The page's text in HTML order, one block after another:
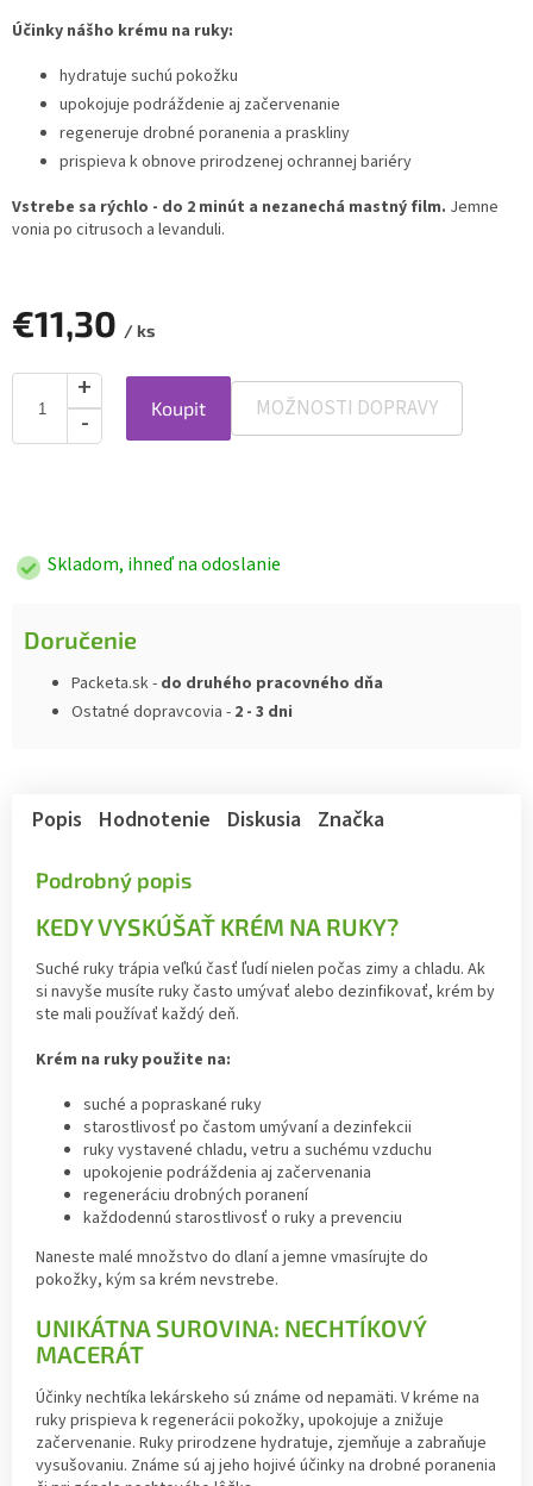
Účinky nášho krému na ruky:
hydratuje suchú pokožku
upokojuje podráždenie aj začervenanie
regeneruje drobné poranenia a praskliny
prispieva k obnove prirodzenej ochrannej bariéry
Vstrebe sa rýchlo - do 2 minút a nezanechá mastný film. Jemne
vonia po citrusoch a levanduli.
€11,30 / ks
Koupit MOŽNOSTI DOPRAVY
Skladom, ihneď na odoslanie
Doručenie
Packeta.sk - do druhého pracovného dňa
Ostatné dopravcovia - 2 - 3 dni
Popis Hodnotenie Diskusia Značka
Podrobný popis
KEDY VYSKÚŠAŤ KRÉM NA RUKY?
Suché ruky trápia veľkú časť ľudí nielen počas zimy a chladu. Ak
si navyše musíte ruky často umývať alebo dezinfikovať, krém by
ste mali používať každý deň.
Krém na ruky použite na:
suché a popraskané ruky
starostlivosť po častom umývaní a dezinfekcii
ruky vystavené chladu, vetru a suchému vzduchu
upokojenie podráždenia aj začervenania
regeneráciu drobných poranení
každodennú starostlivosť o ruky a prevenciu
Naneste malé množstvo do dlaní a jemne vmasírujte do
pokožky, kým sa krém nevstrebe.
UNIKÁTNA SUROVINA: NECHTÍKOVÝ
MACERÁT
Účinky nechtíka lekárskeho sú známe od nepamäti. V kréme na
ruky prispieva k regenerácii pokožky, upokojuje a znižuje
začervenanie. Ruky prirodzene hydratuje, zjemňuje a zabraňuje
vysušovaniu. Známe sú aj jeho hojivé účinky na drobné poranenia